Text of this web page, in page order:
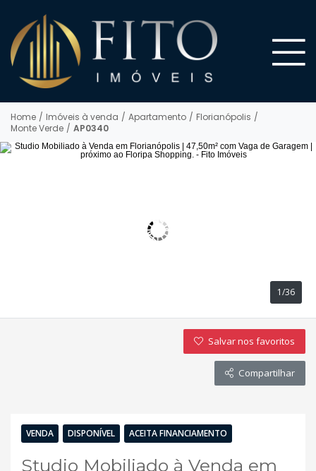
Home / Imóveis à venda / Apartamento / Florianópolis /
Monte Verde / AP0340
1/36
Salvar nos favoritos
Compartilhar
VENDA DISPONÍVEL ACEITA FINANCIAMENTO
Studio Mobiliado à Venda em